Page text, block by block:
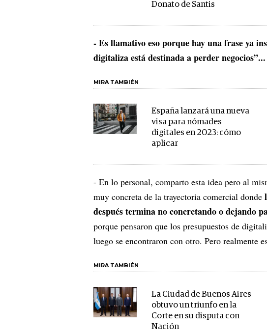
Donato de Santis
- Es llamativo eso porque hay una frase ya
digitaliza está destinada a perder negocios”...
MIRA TAMBIÉN
España lanzará una nueva
visa para nómades
digitales en 2023: cómo
aplicar
- En lo personal, comparto esta idea pero al
muy concreta de la trayectoria comercial donde
después termina no concretando o dejando
porque pensaron que los presupuestos de
luego se encontraron con otro. Pero realmente
MIRA TAMBIÉN
La Ciudad de Buenos Aires
obtuvo un triunfo en la
Corte en su disputa con
Nación